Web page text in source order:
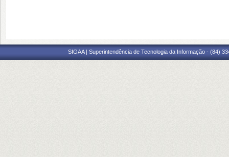
SIGAA | Superintendência de Tecnologia da Informação - (84)